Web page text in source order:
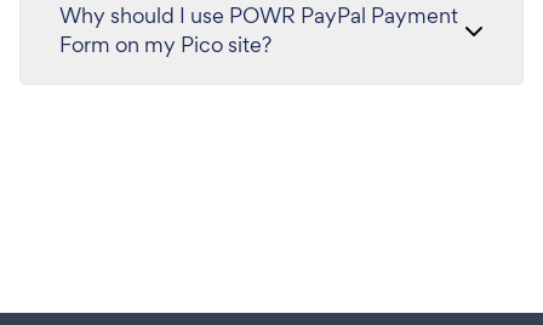
Why should I use POWR PayPal Payment
Form on my Pico site?